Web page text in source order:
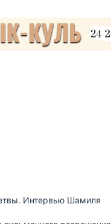
Интервью Шамиля